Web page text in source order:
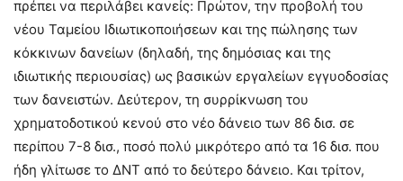
πρέπει να περιλάβει κανείς: Πρώτον, την προβολή του
νέου Ταμείου Ιδιωτικοποιήσεων και της πώλησης των
κόκκινων δανείων (δηλαδή, της δημόσιας και της
ιδιωτικής περιουσίας) ως βασικών εργαλείων εγγυοδοσίας
των δανειστών. Δεύτερον, τη συρρίκνωση του
χρηματοδοτικού κενού στο νέο δάνειο των 86 δισ. σε
περίπου 7-8 δισ., ποσό πολύ μικρότερο από τα 16 δισ. που
ήδη γλίτωσε το ΔΝΤ από το δεύτερο δάνειο. Και τρίτον,